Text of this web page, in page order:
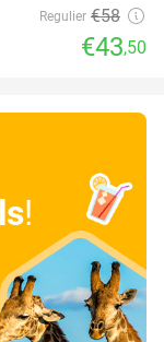
Regulier €58
€43,50
!